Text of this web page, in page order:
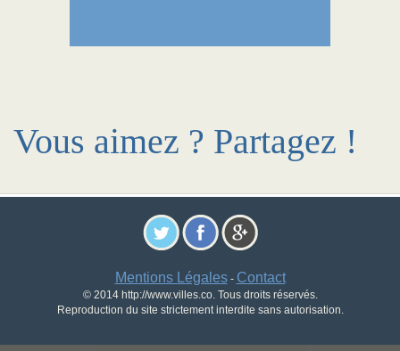
Vous aimez ? Partagez !
Mentions Légales- Contact
© 2014 http://www.villes.co. Tous droits réservés.
Reproduction du site strictement interdite sans autorisation.